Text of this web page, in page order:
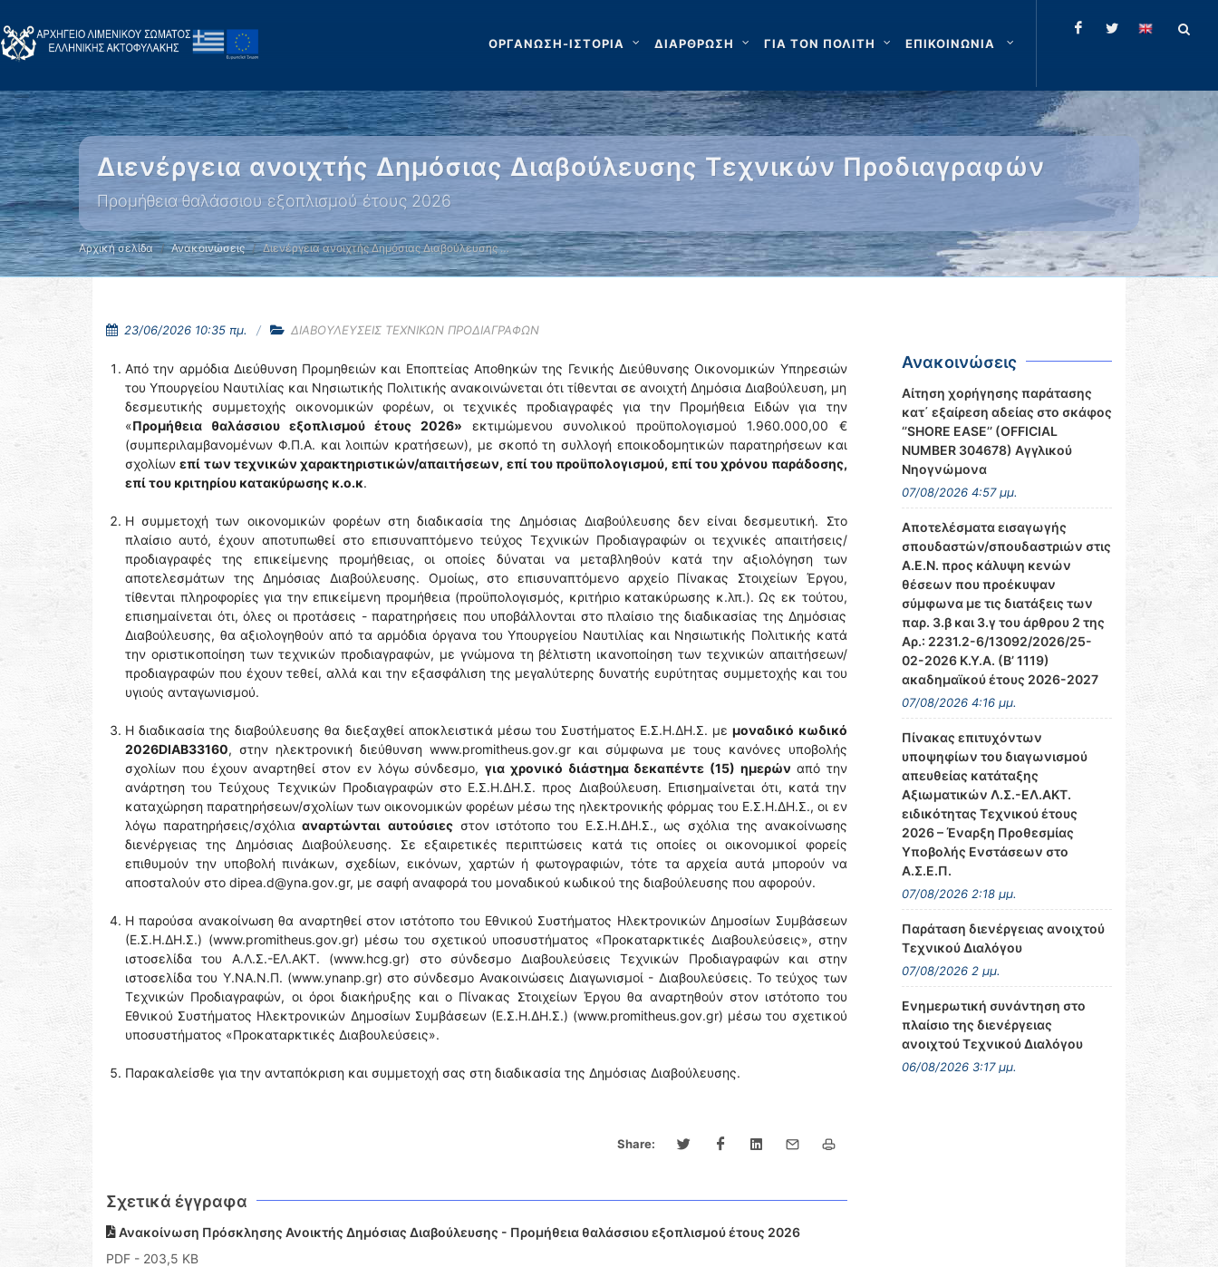
ΟΡΓΑΝΩΣΗ-ΙΣΤΟΡΙΑ ΔΙΑΡΘΡΩΣΗ ΓΙΑ ΤΟΝ ΠΟΛΙΤΗ ΕΠΙΚΟΙΝΩΝΙΑ
Διενέργεια ανοιχτής Δημόσιας Διαβούλευσης Τεχνικών Προδιαγραφών
Προμήθεια θαλάσσιου εξοπλισμού έτους 2026
Αρχική σελίδα Ανακοινώσεις Διενέργεια ανοιχτής Δημόσιας Διαβούλευσης …
23/06/2026 10:35 πμ. ΔΙΑΒΟΥΛΕΥΣΕΙΣ ΤΕΧΝΙΚΩΝ ΠΡΟΔΙΑΓΡΑΦΩΝ
Από την αρμόδια Διεύθυνση Προμηθειών και Εποπτείας Αποθηκών της Γενικής Διεύθυνσης Οικονομικών Υπηρεσιών
του Υπουργείου Ναυτιλίας και Νησιωτικής Πολιτικής ανακοινώνεται ότι τίθενται σε ανοιχτή Δημόσια Διαβούλευση, μη
δεσμευτικής συμμετοχής οικονομικών φορέων, οι τεχνικές προδιαγραφές για την Προμήθεια Ειδών για την
«Προμήθεια θαλάσσιου εξοπλισμού έτους 2026» εκτιμώμενου συνολικού προϋπολογισμού 1.960.000,00 €
(συμπεριλαμβανομένων Φ.Π.Α. και λοιπών κρατήσεων), με σκοπό τη συλλογή εποικοδομητικών παρατηρήσεων και
σχολίωνεπί των τεχνικών χαρακτηριστικών/απαιτήσεων, επί του προϋπολογισμού, επί του χρόνου παράδοσης,
επί του κριτηρίου κατακύρωσης κ.ο.κ.
H συμμετοχή των οικονομικών φορέων στη διαδικασία της Δημόσιας Διαβούλευσης δεν είναι δεσμευτική. Στο
πλαίσιο αυτό, έχουν αποτυπωθεί στο επισυναπτόμενο τεύχος Τεχνικών Προδιαγραφών οι τεχνικές απαιτήσεις/
προδιαγραφές της επικείμενης προμήθειας, οι οποίες δύναται να μεταβληθούν κατά την αξιολόγηση των
αποτελεσμάτων της Δημόσιας Διαβούλευσης. Ομοίως, στο επισυναπτόμενο αρχείο Πίνακας Στοιχείων Έργου,
τίθενται πληροφορίες για την επικείμενη προμήθεια (προϋπολογισμός, κριτήριο κατακύρωσης κ.λπ.). Ως εκ τούτου,
επισημαίνεται ότι, όλες οι προτάσεις - παρατηρήσεις που υποβάλλονται στο πλαίσιο της διαδικασίας της Δημόσιας
Διαβούλευσης, θα αξιολογηθούν από τα αρμόδια όργανα του Υπουργείου Ναυτιλίας και Νησιωτικής Πολιτικής κατά
την οριστικοποίηση των τεχνικών προδιαγραφών, με γνώμονα τη βέλτιστη ικανοποίηση των τεχνικών απαιτήσεων/
προδιαγραφών που έχουν τεθεί, αλλά και την εξασφάλιση της μεγαλύτερης δυνατής ευρύτητας συμμετοχής και του
υγιούς ανταγωνισμού.
Η διαδικασία της διαβούλευσης θα διεξαχθεί αποκλειστικά μέσω του Συστήματος Ε.Σ.Η.ΔΗ.Σ. μεμοναδικό κωδικό
2026DIAB33160, στην ηλεκτρονική διεύθυνση www.promitheus.gov.gr και σύμφωνα με τους κανόνες υποβολής
σχολίων που έχουν αναρτηθεί στον εν λόγω σύνδεσμο,για χρονικό διάστημα δεκαπέντε (15) ημερών από την
ανάρτηση του Τεύχους Τεχνικών Προδιαγραφών στο Ε.Σ.Η.ΔΗ.Σ. προς Διαβούλευση. Επισημαίνεται ότι, κατά την
καταχώρηση παρατηρήσεων/σχολίων των οικονομικών φορέων μέσω της ηλεκτρονικής φόρμας του Ε.Σ.Η.ΔΗ.Σ., οι εν
λόγω παρατηρήσεις/σχόλιααναρτώνται αυτούσιες στον ιστότοπο του Ε.Σ.Η.ΔΗ.Σ., ως σχόλια της ανακοίνωσης
διενέργειας της Δημόσιας Διαβούλευσης. Σε εξαιρετικές περιπτώσεις κατά τις οποίες οι οικονομικοί φορείς
επιθυμούν την υποβολή πινάκων, σχεδίων, εικόνων, χαρτών ή φωτογραφιών, τότε τα αρχεία αυτά μπορούν να
αποσταλούν στο dipea.d@yna.gov.gr, με σαφή αναφορά του μοναδικού κωδικού της διαβούλευσης που αφορούν.
Η παρούσα ανακοίνωση θα αναρτηθεί στον ιστότοπο του Εθνικού Συστήματος Ηλεκτρονικών Δημοσίων Συμβάσεων
(Ε.Σ.Η.ΔΗ.Σ.) (www.promitheus.gov.gr) μέσω του σχετικού υποσυστήματος «Προκαταρκτικές Διαβουλεύσεις», στην
ιστοσελίδα του Α.Λ.Σ.-ΕΛ.ΑΚΤ. (www.hcg.gr) στο σύνδεσμο Διαβουλεύσεις Τεχνικών Προδιαγραφών και στην
ιστοσελίδα του Y.NA.N.Π. (www.ynanp.gr) στο σύνδεσμο Ανακοινώσεις Διαγωνισμοί - Διαβουλεύσεις. Το τεύχος των
Τεχνικών Προδιαγραφών, οι όροι διακήρυξης και ο Πίνακας Στοιχείων Έργου θα αναρτηθούν στον ιστότοπο του
Εθνικού Συστήματος Ηλεκτρονικών Δημοσίων Συμβάσεων (Ε.Σ.Η.ΔΗ.Σ.) (www.promitheus.gov.gr) μέσω του σχετικού
υποσυστήματος «Προκαταρκτικές Διαβουλεύσεις».
Παρακαλείσθε για την ανταπόκριση και συμμετοχή σας στη διαδικασία της Δημόσιας Διαβούλευσης.
Share:
Σχετικά έγγραφα
Ανακοίνωση Πρόσκλησης Ανοικτής Δημόσιας Διαβούλευσης - Προμήθεια θαλάσσιου εξοπλισμού έτους 2026
PDF - 203,5 KB
Ανακοινώσεις
Αίτηση χορήγησης παράτασης
κατ΄ εξαίρεση αδείας στο σκάφος
‘’SHORE EASE’’ (OFFICIAL
NUMBER 304678) Αγγλικού
Νηογνώμονα
07/08/2026 4:57 μμ.
Αποτελέσματα εισαγωγής
σπουδαστών/σπουδαστριών στις
Α.Ε.Ν. προς κάλυψη κενών
θέσεων που προέκυψαν
σύμφωνα με τις διατάξεις των
παρ. 3.β και 3.γ του άρθρου 2 της
Αρ.: 2231.2-6/13092/2026/25-
02-2026 Κ.Υ.Α. (Β’ 1119)
ακαδημαϊκού έτους 2026-2027
07/08/2026 4:16 μμ.
Πίνακας επιτυχόντων
υποψηφίων του διαγωνισμού
απευθείας κατάταξης
Αξιωματικών Λ.Σ.-ΕΛ.ΑΚΤ.
ειδικότητας Τεχνικού έτους
2026 – Έναρξη Προθεσμίας
Υποβολής Ενστάσεων στο
Α.Σ.Ε.Π.
07/08/2026 2:18 μμ.
Παράταση διενέργειας ανοιχτού
Τεχνικού Διαλόγου
07/08/2026 2 μμ.
Ενημερωτική συνάντηση στο
πλαίσιο της διενέργειας
ανοιχτού Τεχνικού Διαλόγου
06/08/2026 3:17 μμ.